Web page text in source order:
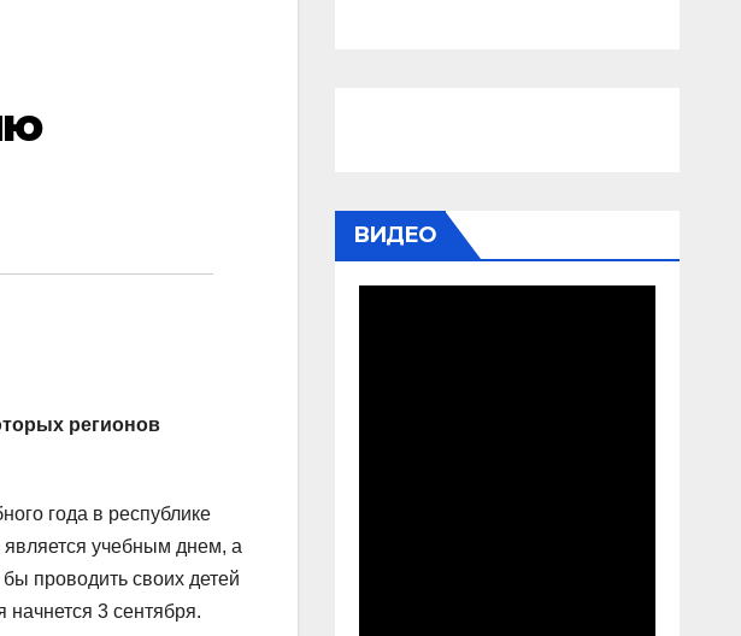
регионов
года в республике
учебным днем, а
проводить своих детей
3 сентября.
ВИДЕО